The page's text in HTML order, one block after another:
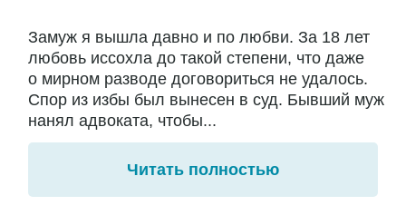
Замуж я вышла давно и по любви. За 18 лет
любовь иссохла до такой степени, что даже
о мирном разводе договориться не удалось.
Спор из избы был вынесен в суд. Бывший муж
нанял адвоката, чтобы...
Читать полностью